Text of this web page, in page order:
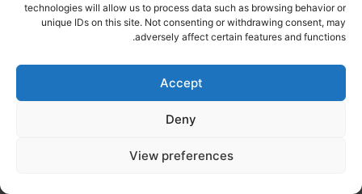
technologies will allow us to process data such as browsing behavior or
unique IDs on this site. Not consenting or withdrawing consent, may
adversely affect certain features and functions.
Accept
Deny
View preferences